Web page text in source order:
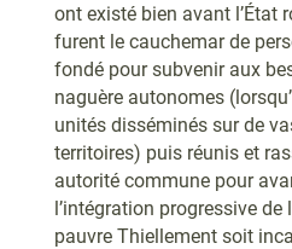
ont existé bien avant l’État
furent le cauchemar de
fondé pour subvenir aux
naguère autonomes
unités disséminés sur de
territoires) puis réunis et
autorité commune pour
l’intégration progressive de
pauvre Thiellement soit